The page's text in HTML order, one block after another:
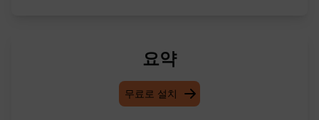
요약
무료로 설치